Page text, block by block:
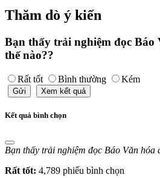
Thăm dò ý kiến
Bạn thấy trải nghiệm đọc Báo
thế nào??
Rất tốt Bình thường Kém
Gửi Xem kết quả
Kết quả bình chọn
Bạn thấy trải nghiệm đọc Báo Văn hóa
Rất tốt: 4,789 phiếu bình chọn